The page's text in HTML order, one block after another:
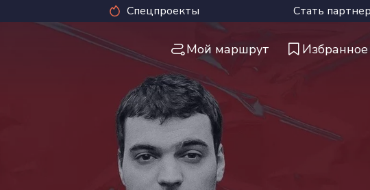
Спецпроекты Стать
Мой маршрут Избранное